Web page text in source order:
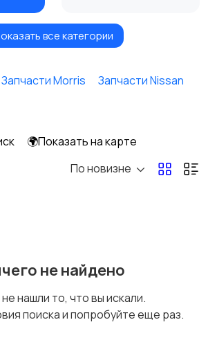
Автоэлектроника и
Другое
все категории
Запчасти Morris
Запчасти Nissan
🌍Показать на карте
По новизне
не найдено
нашли то, что вы искали.
поиска и попробуйте еще раз.